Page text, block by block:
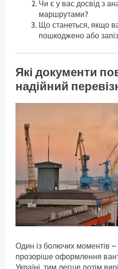
Чи є у вас досвід з
маршрутами?
Що станеться, якщо
пошкоджено або
Які документи
надійний
Один із болючих моментів
прозоріше оформлення